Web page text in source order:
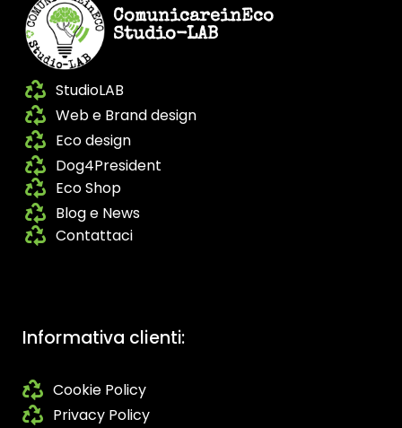
ComunicareinEco
Studio-LAB
StudioLAB
Web e Brand design
Eco design
Dog4President
Eco Shop
Blog e News
Contattaci
Informativa clienti:
Cookie Policy
Privacy Policy